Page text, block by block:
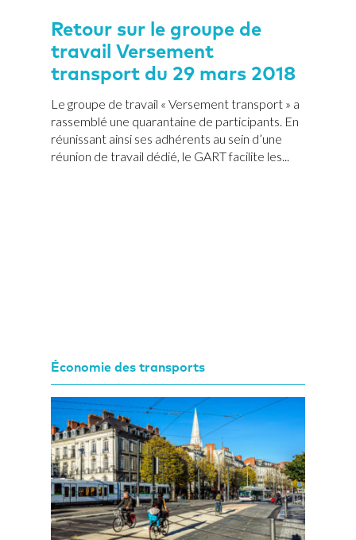
Retour sur le groupe de
travail Versement
transport du 29 mars 2018
Le groupe de travail « Versement transport » a
rassemblé une quarantaine de participants. En
réunissant ainsi ses adhérents au sein d’une
réunion de travail dédié, le GART facilite les...
Économie des transports